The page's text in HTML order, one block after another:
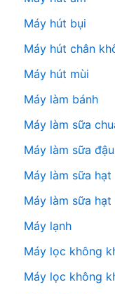
Máy hút bụi
Máy hút chân
Máy hút mùi
Máy làm bánh
Máy làm sữa
Máy làm sữa
Máy làm sữa hạt
Máy làm sữa hạt
Máy lạnh
Máy lọc không
Máy lọc không